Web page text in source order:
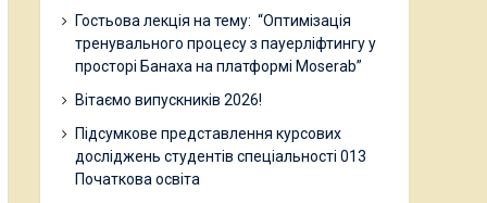
Гостьова лекція на тему: “Оптимізація
тренувального процесу з пауерліфтингу у
просторі Банаха на платформі Moserab”
Вітаємо випускників 2026!
Підсумкове представлення курсових
досліджень студентів спеціальності 013
Початкова освіта